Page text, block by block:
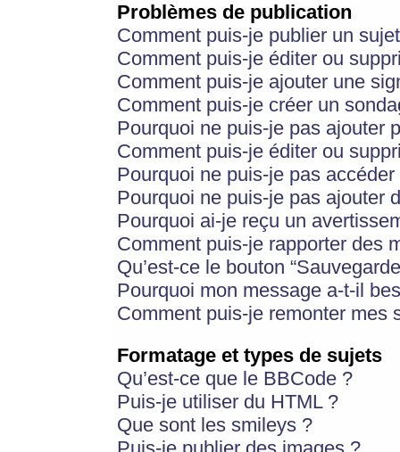
Problèmes de publication
Comment puis-je publier un
Comment puis-je éditer ou
Comment puis-je ajouter une
Comment puis-je créer un
Pourquoi ne puis-je pas ajouter
Comment puis-je éditer ou
Pourquoi ne puis-je pas
Pourquoi ne puis-je pas ajouter
Pourquoi ai-je reçu un
Comment puis-je rapporter des
Qu’est-ce le bouton
Pourquoi mon message a-t-il
Comment puis-je remonter mes
Formatage et types de sujets
Qu’est-ce que le BBCode ?
Puis-je utiliser du HTML ?
Que sont les smileys ?